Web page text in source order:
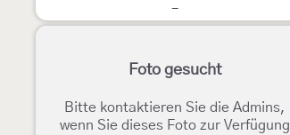
-
Foto gesucht
Bitte kontaktieren Sie die Admins,
wenn Sie dieses Foto zur Verfügung